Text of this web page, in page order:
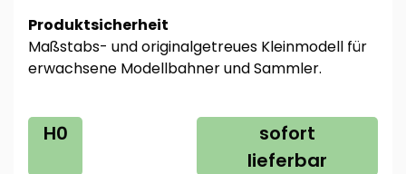
Produktsicherheit
Maßstabs- und originalgetreues Kleinmodell für
erwachsene Modellbahner und Sammler.
H0
sofort
lieferbar